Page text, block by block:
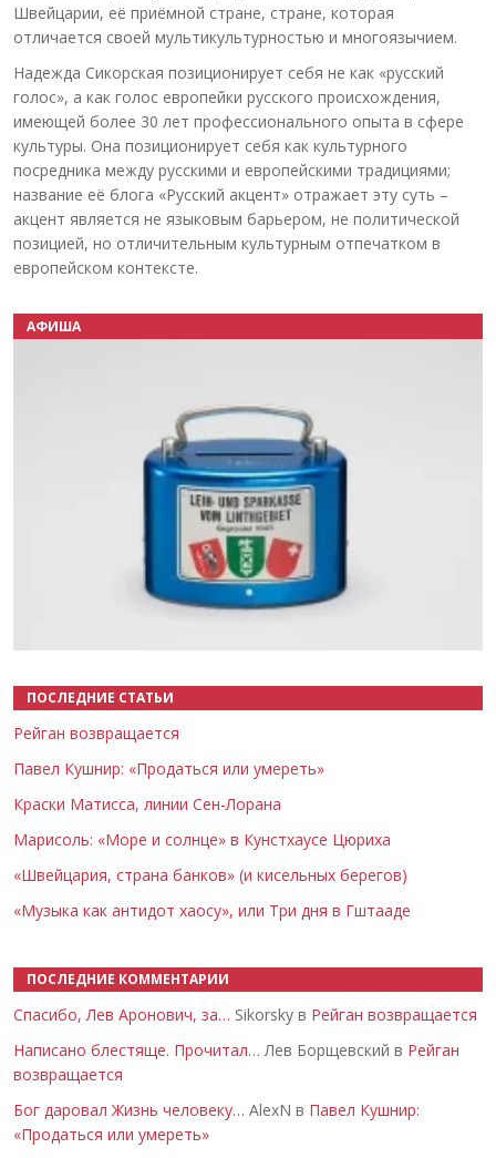
Швейцарии, её приёмной стране, стране, которая
отличается своей мультикультурностью и многоязычием.
Надежда Сикорская позиционирует себя не как «русский
голос», а как голос европейки русского происхождения,
имеющей более 30 лет профессионального опыта в сфере
культуры. Она позиционирует себя как культурного
посредника между русскими и европейскими традициями;
название её блога «Русский акцент» отражает эту суть –
акцент является не языковым барьером, не политической
позицией, но отличительным культурным отпечатком в
европейском контексте.
АФИША
ПОСЛЕДНИЕ СТАТЬИ
Рейган возвращается
Павел Кушнир: «Продаться или умереть»
Краски Матисса, линии Сен-Лорана
Марисоль: «Море и солнце» в Кунстхаусе Цюриха
«Швейцария, страна банков» (и кисельных берегов)
«Музыка как антидот хаосу», или Три дня в Гштааде
ПОСЛЕДНИЕ КОММЕНТАРИИ
Спасибо, Лев Аронович, за… Sikorsky в Рейган возвращается
Написано блестяще. Прочитал… Лев Борщевский в Рейган
возвращается
Бог даровал Жизнь человеку… AlexN в Павел Кушнир:
«Продаться или умереть»